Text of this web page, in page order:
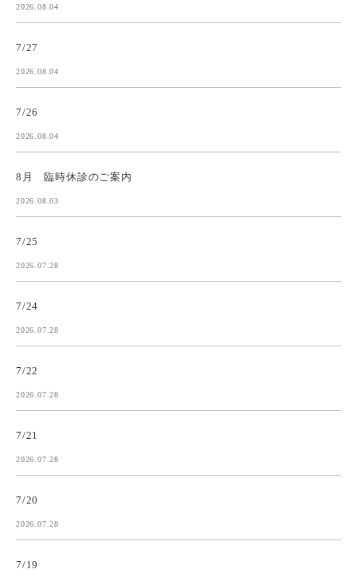
2026.08.04
7/27
2026.08.04
7/26
2026.08.04
8月 臨時休診のご案内
2026.08.03
7/25
2026.07.28
7/24
2026.07.28
7/22
2026.07.28
7/21
2026.07.28
7/20
2026.07.28
7/19